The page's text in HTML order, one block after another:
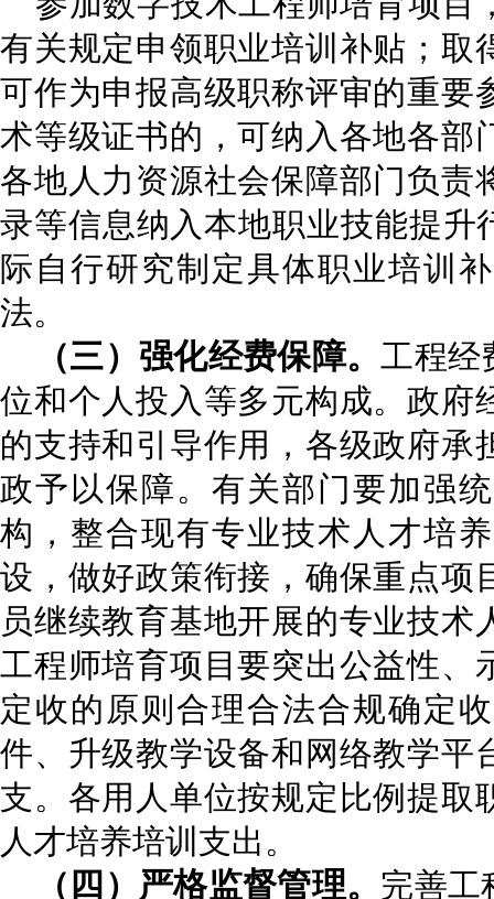
有关规定申领职业培训补贴；取
可作为申报高级职称评审的重要
术等级证书的，可纳入各地各部
各地人力资源社会保障部门负责
录等信息纳入本地职业技能提升
际自行研究制定具体职业培训
法。
（三）强化经费保障。工程经
位和个人投入等多元构成。政府
的支持和引导作用，各级政府承
政予以保障。有关部门要加强
构，整合现有专业技术人才培
设，做好政策衔接，确保重点项
员继续教育基地开展的专业技
工程师培育项目要突出公益性、
定收的原则合理合法合规确定
件、升级教学设备和网络教学平
支。各用人单位按规定比例提取
人才培养培训支出。
（四）严格监督管理。 完善工